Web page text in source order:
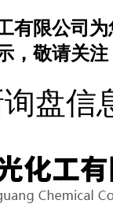
有限公司
，敬请关注
盘信